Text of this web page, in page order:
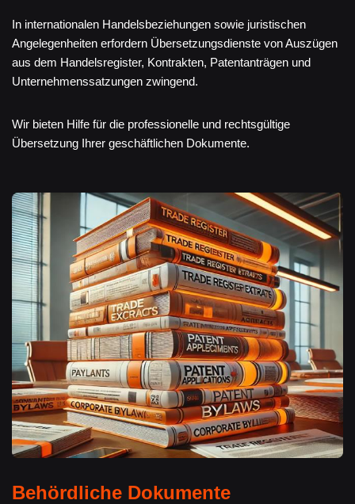
In internationalen Handelsbeziehungen sowie juristischen
Angelegenheiten erfordern Übersetzungsdienste von Auszügen
aus dem Handelsregister, Kontrakten, Patentanträgen und
Unternehmenssatzungen zwingend.
Wir bieten Hilfe für die professionelle und rechtsgültige
Übersetzung Ihrer geschäftlichen Dokumente.
Behördliche Dokumente